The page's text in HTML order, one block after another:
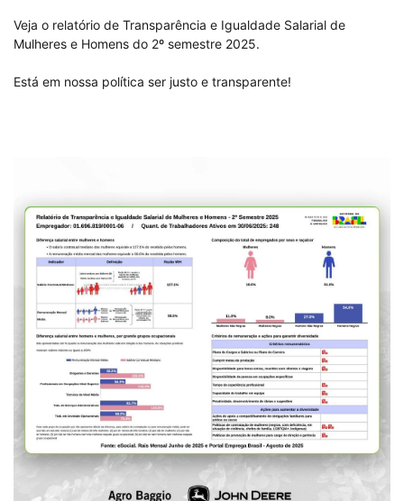
Veja o relatório de Transparência e Igualdade Salarial de
Mulheres e Homens do 2º semestre 2025.
Está em nossa política ser justo e transparente!